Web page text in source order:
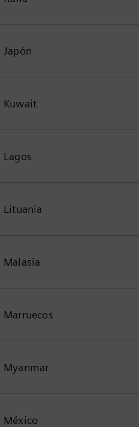
Japón
Kuwait
Lagos
Lituania
Malasia
Marruecos
Myanmar
México